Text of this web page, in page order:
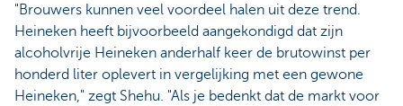
"Brouwers kunnen veel voordeel halen uit deze trend.
Heineken heeft bijvoorbeeld aangekondigd dat zijn
alcoholvrije Heineken anderhalf keer de brutowinst per
honderd liter oplevert in vergelijking met een gewone
Heineken," zegt Shehu. "Als je bedenkt dat de markt voor